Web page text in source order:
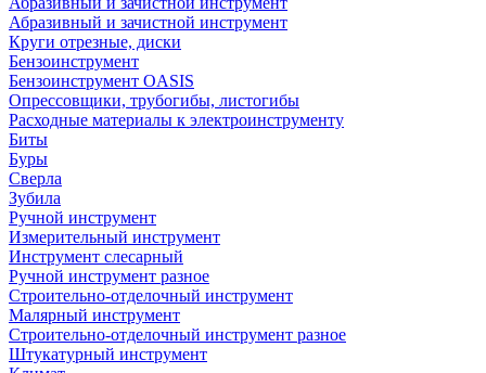
Абразивный и зачистной инструмент
Круги отрезные, диски
Бензоинструмент
Бензоинструмент OASIS
Опрессовщики, трубогибы, листогибы
Расходные материалы к электроинструменту
Биты
Буры
Сверла
Зубила
Ручной инструмент
Измерительный инструмент
Инструмент слесарный
Ручной инструмент разное
Строительно-отделочный инструмент
Малярный инструмент
Строительно-отделочный инструмент разное
Штукатурный инструмент